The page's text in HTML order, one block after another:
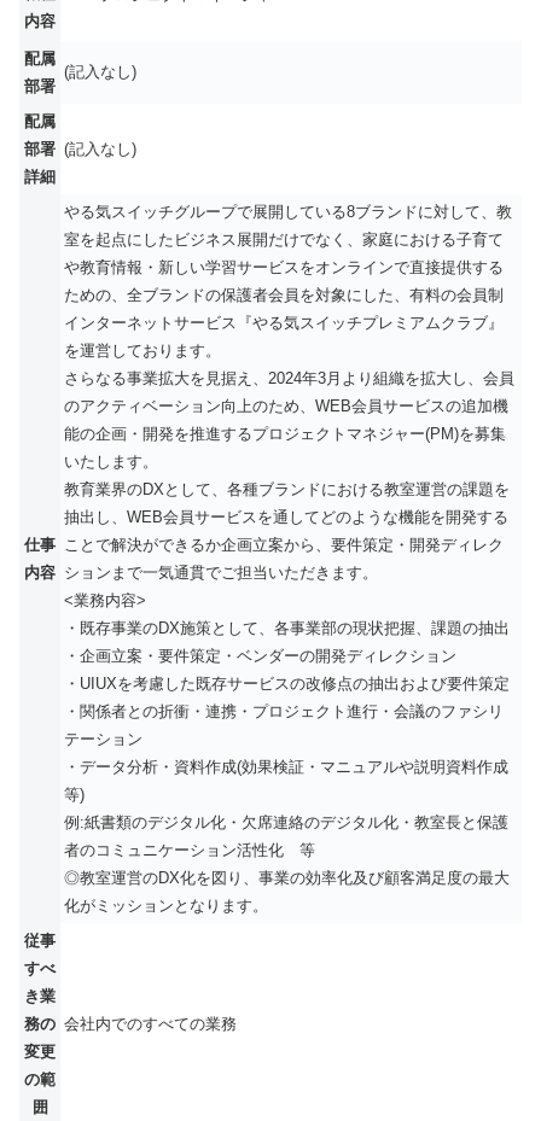
内容
配属
部署
(記入なし)
配属
部署
詳細
(記入なし)
仕事
内容
やる気スイッチグループで展開している8ブランドに対して、教
室を起点にしたビジネス展開だけでなく、家庭における子育て
や教育情報・新しい学習サービスをオンラインで直接提供する
ための、全ブランドの保護者会員を対象にした、有料の会員制
インターネットサービス『やる気スイッチプレミアムクラブ』
を運営しております。
さらなる事業拡大を見据え、2024年3月より組織を拡大し、会員
のアクティベーション向上のため、WEB会員サービスの追加機
能の企画・開発を推進するプロジェクトマネジャー(PM)を募集
いたします。
教育業界のDXとして、各種ブランドにおける教室運営の課題を
抽出し、WEB会員サービスを通してどのような機能を開発する
ことで解決ができるか企画立案から、要件策定・開発ディレク
ションまで一気通貫でご担当いただきます。
<業務内容>
・既存事業のDX施策として、各事業部の現状把握、課題の抽出
・企画立案・要件策定・ベンダーの開発ディレクション
・UIUXを考慮した既存サービスの改修点の抽出および要件策定
・関係者との折衝・連携・プロジェクト進行・会議のファシリ
テーション
・データ分析・資料作成(効果検証・マニュアルや説明資料作成
等)
例:紙書類のデジタル化・欠席連絡のデジタル化・教室長と保護
者のコミュニケーション活性化 等
◎教室運営のDX化を図り、事業の効率化及び顧客満足度の最大
化がミッションとなります。
従事
すべ
き業
務の
変更
の範
囲
会社内でのすべての業務